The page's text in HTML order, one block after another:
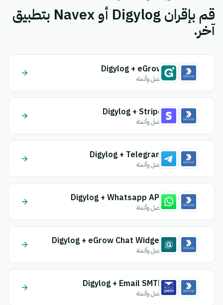
قم بإقران Digylog أو Navex بتطبيق
آخر.
Digylog + eGrow
اتصل وأتمتة
Digylog + Stripe
اتصل وأتمتة
Digylog + Telegram
اتصل وأتمتة
Digylog + Whatsapp API
اتصل وأتمتة
Digylog + eGrow Chat Widget
اتصل وأتمتة
Digylog + Email SMTP
اتصل وأتمتة